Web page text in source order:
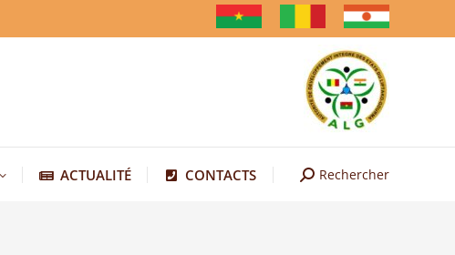
ACTUALITÉ CONTACTS
Recherche
Rechercher
CONTACTS
Recherche
Rechercher